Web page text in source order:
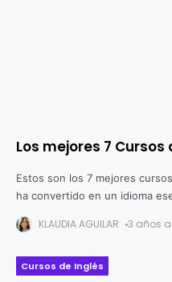
Los mejores 7 Cursos
Estos son los 7 mejores
ha convertido en un idioma
KLAUDIA AGUILAR 3 años
Cursos de Inglés